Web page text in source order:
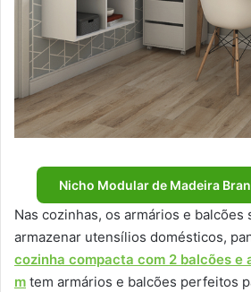
Nicho Modular de Madeira
Nas cozinhas, os armários e balcões
armazenar utensílios domésticos,
cozinha compacta com 2 balcões e
m tem armários e balcões perfeitos